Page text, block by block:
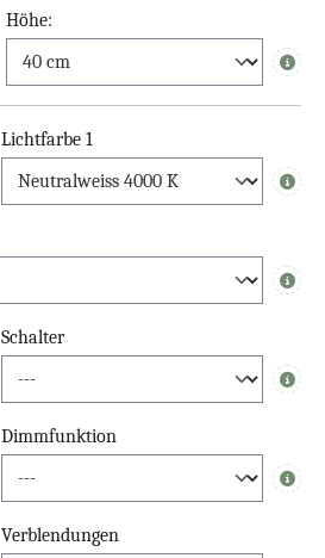
Höhe:
Info
Lichtfarbe 1
Info
Info
Schalter
Info
Dimmfunktion
Info
Verblendungen